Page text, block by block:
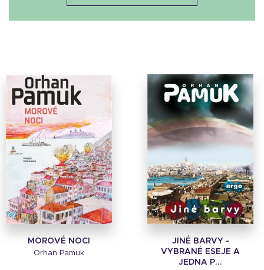
MOROVÉ NOCI
Orhan Pamuk
JINÉ BARVY -
VYBRANÉ ESEJE A
JEDNA P...